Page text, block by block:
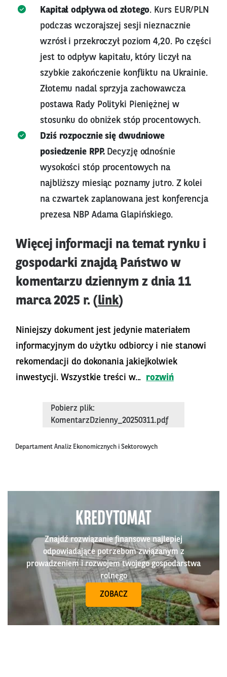
Kapitał odpływa od złotego. Kurs EUR/PLN
podczas wczorajszej sesji nieznacznie
wzrósł i przekroczył poziom 4,20. Po części
jest to odpływ kapitału, który liczył na
szybkie zakończenie konfliktu na Ukrainie.
Złotemu nadal sprzyja zachowawcza
postawa Rady Polityki Pieniężnej w
stosunku do obniżek stóp procentowych.
Dziś rozpocznie się dwudniowe
posiedzenie RPP.Decyzję odnośnie
wysokości stóp procentowych na
najbliższy miesiąc poznamy jutro. Z kolei
na czwartek zaplanowana jest konferencja
prezesa NBP Adama Glapińskiego.
Więcej informacji na temat rynku i
gospodarki znajdą Państwo w
komentarzu dziennym z dnia 11
marca 2025 r. (link)
Niniejszy dokument jest jedynie materiałem
informacyjnym do użytku odbiorcy i nie stanowi
rekomendacji do dokonania jakiejkolwiek
inwestycji. Wszystkie treści w...
rozwiń
Pobierz plik:
KomentarzDzienny_20250311.pdf
Departament Analiz Ekonomicznych i Sektorowych
KREDYTOMAT
Znajdź rozwiązanie finansowe najlepiej
odpowiadające potrzebom związanym z
prowadzeniem i rozwojem twojego gospodarstwa
rolnego
ZOBACZ